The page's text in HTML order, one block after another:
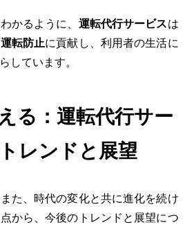
かるように、 運転代行サービスは
転防止に貢献し、利用者の生活に
しています。
る：運転代行サー
レンドと展望
た、時代の変化と共に進化を続け
から、今後のトレンドと展望につ